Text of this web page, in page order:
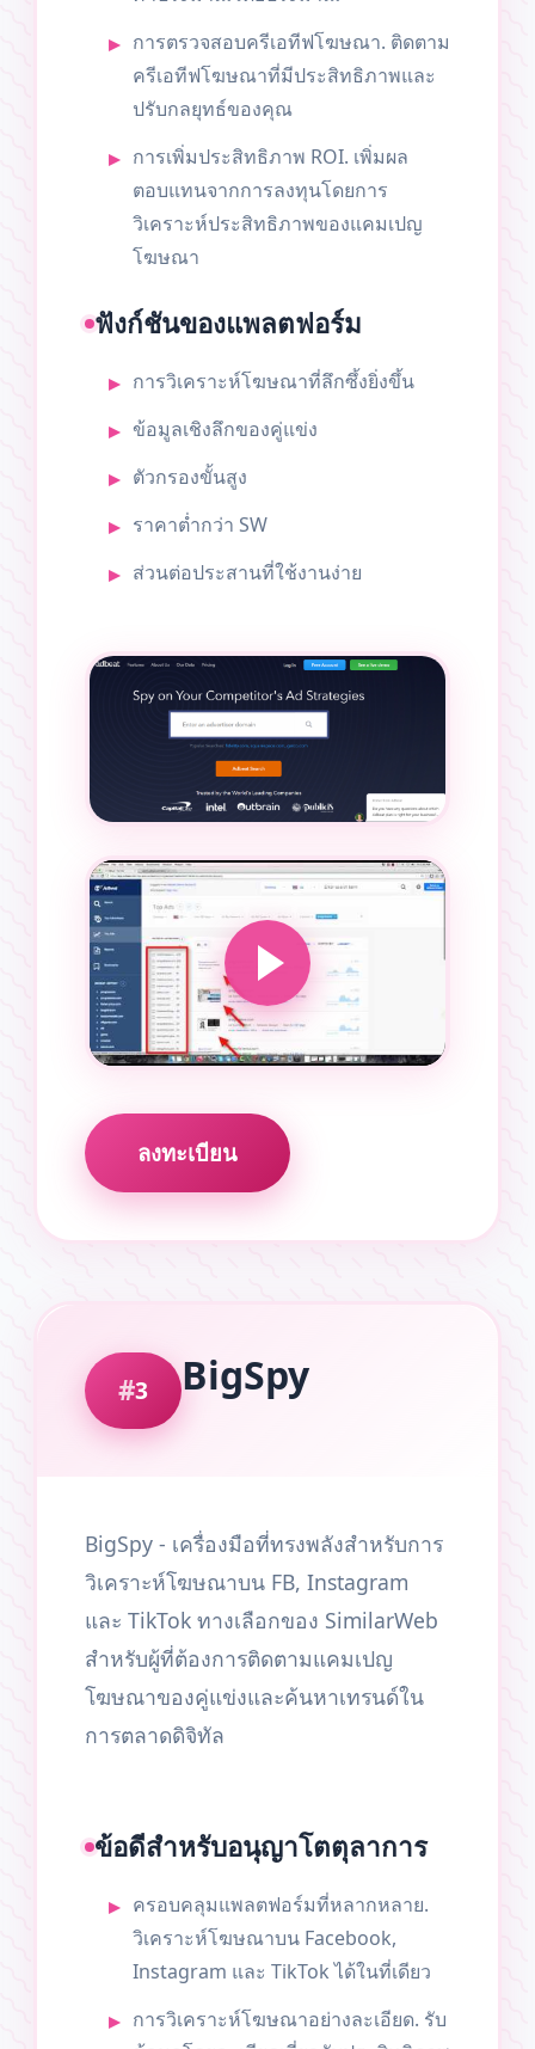
การตรวจสอบครีเอทีฟโฆษณา. ติดตาม
ครีเอทีฟโฆษณาที่มีประสิทธิภาพและ
ปรับกลยุทธ์ของคุณ
การเพิ่มประสิทธิภาพ ROI. เพิ่มผล
ตอบแทนจากการลงทุนโดยการ
วิเคราะห์ประสิทธิภาพของแคมเปญ
โฆษณา
ฟังก์ชันของแพลตฟอร์ม
การวิเคราะห์โฆษณาที่ลึกซึ้งยิ่งขึ้น
ข้อมูลเชิงลึกของคู่แข่ง
ตัวกรองขั้นสูง
ราคาต่ำกว่า SW
ส่วนต่อประสานที่ใช้งานง่าย
ลงทะเบียน
3 BigSpy
BigSpy - เครื่องมือที่ทรงพลังสำหรับการ
วิเคราะห์โฆษณาบน FB, Instagram
และ TikTok ทางเลือกของ SimilarWeb
สำหรับผู้ที่ต้องการติดตามแคมเปญ
โฆษณาของคู่แข่งและค้นหาเทรนด์ใน
การตลาดดิจิทัล
ข้อดีสำหรับอนุญาโตตุลาการ
ครอบคลุมแพลตฟอร์มที่หลากหลาย.
วิเคราะห์โฆษณาบน Facebook,
Instagram และ TikTok ได้ในที่เดียว
การวิเคราะห์โฆษณาอย่างละเอียด. รับ